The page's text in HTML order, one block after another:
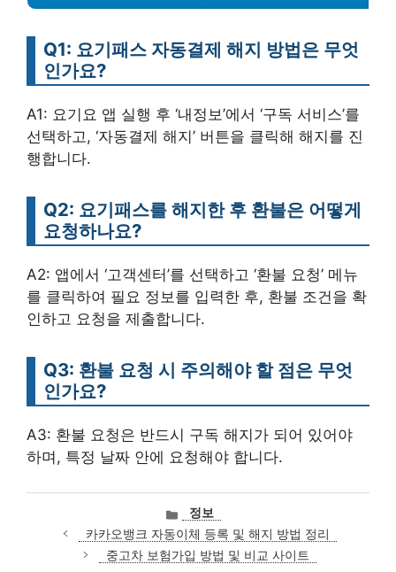
Q1: 요기패스 자동결제 해지 방법은 무엇
인가요?
A1: 요기요 앱 실행 후 ‘내정보’에서 ‘구독 서비스’를
선택하고, ‘자동결제 해지’ 버튼을 클릭해 해지를 진
행합니다.
Q2: 요기패스를 해지한 후 환불은 어떻게
요청하나요?
A2: 앱에서 ‘고객센터’를 선택하고 ‘환불 요청’ 메뉴
를 클릭하여 필요 정보를 입력한 후, 환불 조건을 확
인하고 요청을 제출합니다.
Q3: 환불 요청 시 주의해야 할 점은 무엇
인가요?
A3: 환불 요청은 반드시 구독 해지가 되어 있어야
하며, 특정 날짜 안에 요청해야 합니다.
카
테
고
리
정보
카카오뱅크 자동이체 등록 및 해지 방법 정리
중고차 보험가입 방법 및 비교 사이트